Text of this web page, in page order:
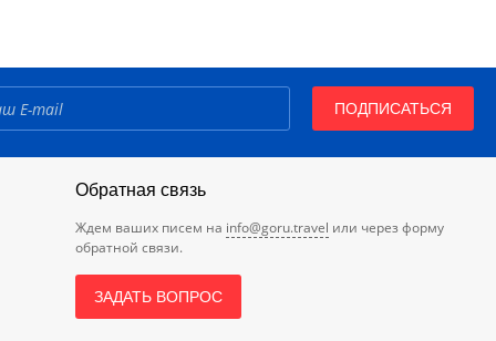
ПОДПИСАТЬСЯ
Обратная связь
Ждем ваших писем на info@goru.travel или через форму
обратной связи.
ЗАДАТЬ ВОПРОС